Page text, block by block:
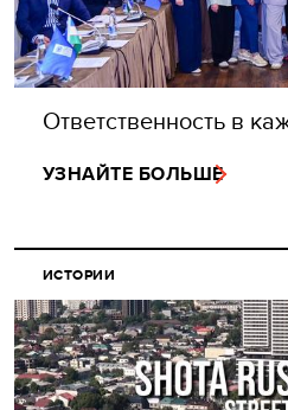
Ответственность в
УЗНАЙТЕ БОЛЬШЕ
ИСТОРИИ